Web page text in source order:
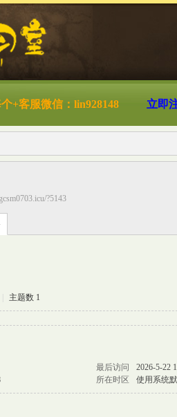
+客服微信：lin928148 立即
?5143
主题数 1
最后访问
2026-5-22
所在时区 使用系统